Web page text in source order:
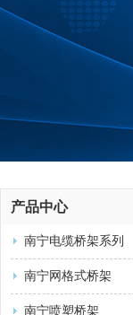
产品中心
南宁电缆桥架系列
南宁网格式桥架
南宁喷塑桥架